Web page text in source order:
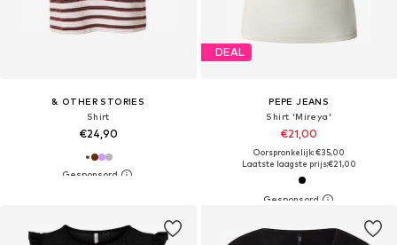
& OTHER STORIES
Shirt
€24,90
DEAL
PEPE JEANS
Shirt 'Mireya'
€21,00
Oorspronkelijk: €35,00
Laatste laagste prijs:€21,00